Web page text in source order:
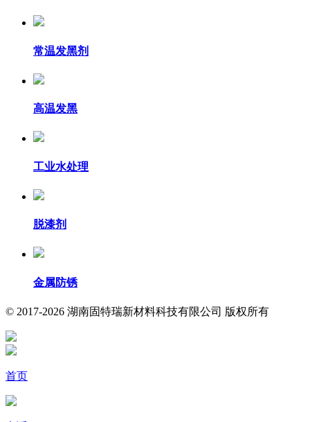
常温发黑剂
高温发黑
工业水处理
脱漆剂
金属防锈
© 2017-2026 湖南固特瑞新材料科技有限公司 版权所有
首页